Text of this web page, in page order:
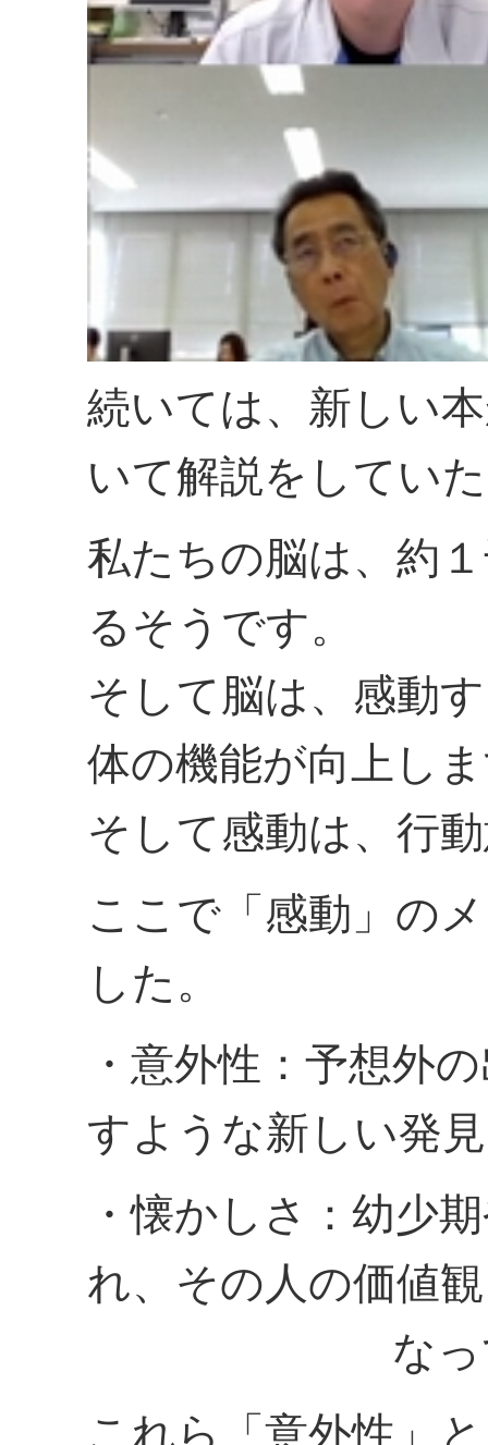
続いては、新しい
いて解説をしてい
私たちの脳は、約
るそうです。
そして脳は、感動
体の機能が向上し
そして感動は、行
ここで「感動」の
した。
・意外性：予想外
すような新しい発
・懐かしさ：幼少
れ、その人の価値
なっている
これら「意外性」